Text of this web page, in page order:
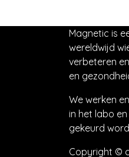
Magnetic is
wereldwijd
verbeteren
en
We werken
in het labo
gekeurd
Copyright ©